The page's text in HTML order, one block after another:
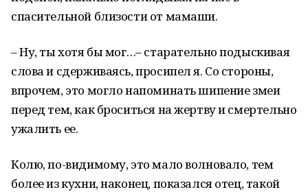
спасительной близости от мамаши.
– Ну, ты хотя бы мог…– старательно подыскивая
слова и сдерживаясь, просипел я. Со стороны,
впрочем, это могло напоминать шипение змеи
перед тем, как броситься на жертву и смертельно
ужалить ее.
Колю, по-видимому, это мало волновало, тем
более из кухни, наконец, показался отец, такой